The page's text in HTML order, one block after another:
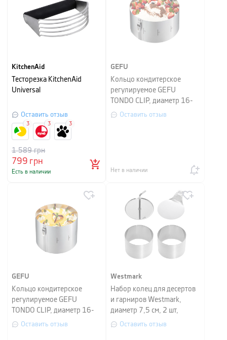
KitchenAid
Тесторезка KitchenAid
Universal
Оставить отзыв
799грн
1 589грн
Есть в наличии
3 3 3
GEFU
Кольцо кондитерское
регулируемое GEFU
TONDO CLIP, диаметр 16-
30 см, серебристый
Оставить отзыв
Нет в наличии
GEFU
Кольцо кондитерское
регулируемое GEFU
TONDO CLIP, диаметр 16-
30 см, серебристый
Оставить отзыв
Westmark
Набор колец для десертов
и гарниров Westmark,
диаметр 7,5 см, 2 шт,
серебристый
Оставить отзыв